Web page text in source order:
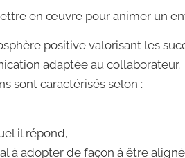
en œuvre pour animer un
positive valorisant les
adaptée au collaborateur.
sont caractérisés selon :
il répond,
à adopter de façon à être aligné